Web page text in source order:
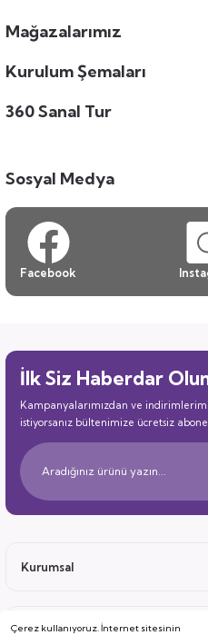
Çerez kullanıyoruz. İnternet sitesinin
Mağazalarımız
Kurulum Şemaları
360 Sanal Tur
Sosyal Medya
Facebook
İlk Siz Haberdar
Kampanyalarımızdan ve
istiyorsanız bültenimize ücretsiz
Kurumsal
Satış Sonrası